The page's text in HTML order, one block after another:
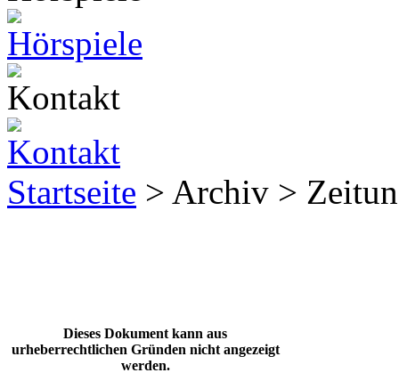
Startseite > Archiv >
Dieses Dokument kann aus
urheberrechtlichen Gründen nicht angezeigt
werden.